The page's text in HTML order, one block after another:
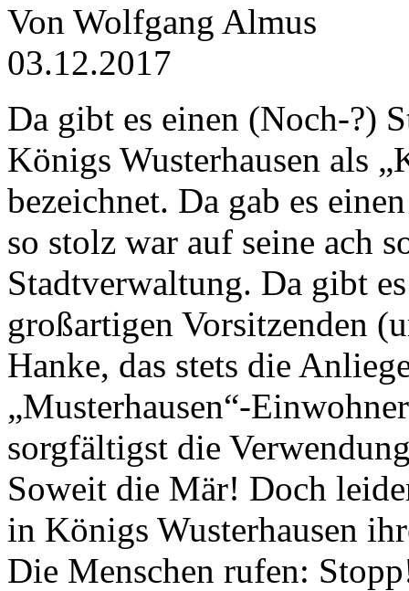
Von Wolfgang Almus
03.12.2017
Da gibt es einen (Noch-?)
Königs Wusterhausen als
bezeichnet. Da gab es
so stolz war auf seine ach
Stadtverwaltung. Da gibt
großartigen Vorsitzenden
Hanke, das stets die
„Musterhausen“-
sorgfältigst die
Soweit die Mär! Doch
in Königs Wusterhausen
Die Menschen rufen: